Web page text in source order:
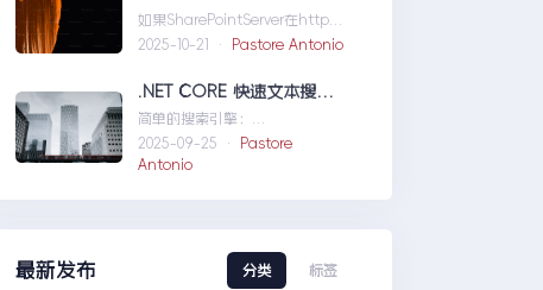
如果SharePointServer在http的
情况下能够访问，但是在https
如...SharePointServer出现
R
2025-10-21 · Pastore Antonio
.NET CORE 快速文本搜索器
简单的搜索引擎：
usingSystem;usingSystem.Co
llections.Gen....NETCORE快速
2025-09-25 ·
Pastore
Antonio
最新发布 分类 标签